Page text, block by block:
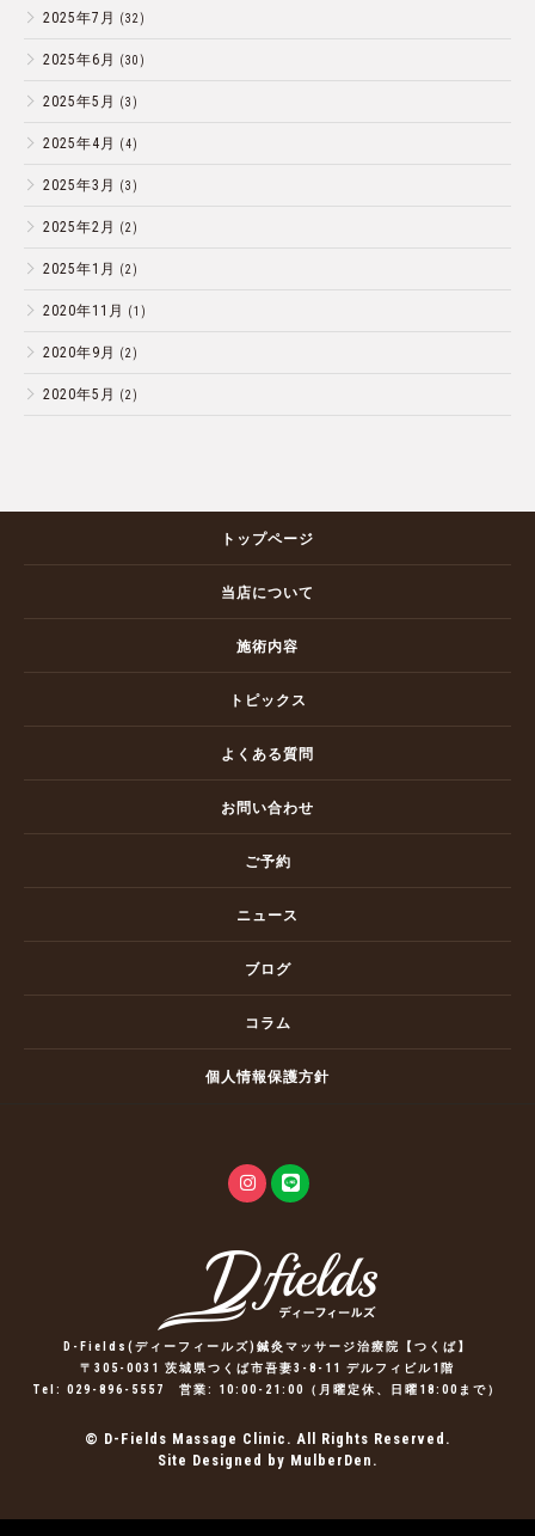
2025年7月 (32)
2025年6月 (30)
2025年5月 (3)
2025年4月 (4)
2025年3月 (3)
2025年2月 (2)
2025年1月 (2)
2020年11月 (1)
2020年9月 (2)
2020年5月 (2)
トップページ
当店について
施術内容
トピックス
よくある質問
お問い合わせ
ご予約
ニュース
ブログ
コラム
個人情報保護方針
D-Fields(ディーフィールズ)鍼灸マッサージ治療院【つくば】
〒305-0031 茨城県つくば市吾妻3-8-11 デルフィビル1階
Tel: 029-896-5557 営業: 10:00-21:00（月曜定休、日曜18:00まで）
© D-Fields Massage Clinic. All Rights Reserved.
Site Designed by MulberDen.